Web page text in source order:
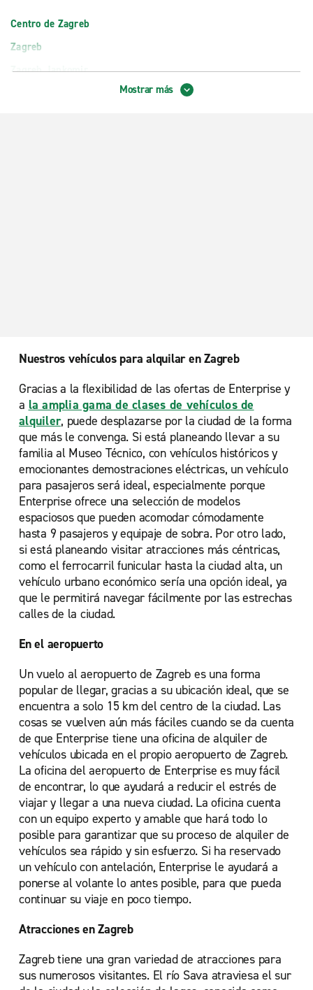
Centro de Zagreb
Zagreb
Zagreb Jankomir
Mostrar más
Nuestros vehículos para alquilar en Zagreb
Gracias a la flexibilidad de las ofertas de Enterprise y
a la amplia gama de clases de vehículos de
alquiler, puede desplazarse por la ciudad de la forma
que más le convenga. Si está planeando llevar a su
familia al Museo Técnico, con vehículos históricos y
emocionantes demostraciones eléctricas, un vehículo
para pasajeros será ideal, especialmente porque
Enterprise ofrece una selección de modelos
espaciosos que pueden acomodar cómodamente
hasta 9 pasajeros y equipaje de sobra. Por otro lado,
si está planeando visitar atracciones más céntricas,
como el ferrocarril funicular hasta la ciudad alta, un
vehículo urbano económico sería una opción ideal, ya
que le permitirá navegar fácilmente por las estrechas
calles de la ciudad.
En el aeropuerto
Un vuelo al aeropuerto de Zagreb es una forma
popular de llegar, gracias a su ubicación ideal, que se
encuentra a solo 15 km del centro de la ciudad. Las
cosas se vuelven aún más fáciles cuando se da cuenta
de que Enterprise tiene una oficina de alquiler de
vehículos ubicada en el propio aeropuerto de Zagreb.
La oficina del aeropuerto de Enterprise es muy fácil
de encontrar, lo que ayudará a reducir el estrés de
viajar y llegar a una nueva ciudad. La oficina cuenta
con un equipo experto y amable que hará todo lo
posible para garantizar que su proceso de alquiler de
vehículos sea rápido y sin esfuerzo. Si ha reservado
un vehículo con antelación, Enterprise le ayudará a
ponerse al volante lo antes posible, para que pueda
continuar su viaje en poco tiempo.
Atracciones en Zagreb
Zagreb tiene una gran variedad de atracciones para
sus numerosos visitantes. El río Sava atraviesa el sur